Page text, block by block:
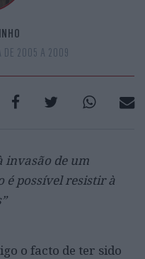
DE 2005 A 2009
invasão de um
é possível resistir à
o facto de ter sido